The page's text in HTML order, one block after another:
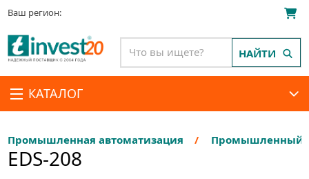
Ваш регион:
КАТАЛОГ
НАЙТИ
Промышленная автоматизация Промышленный
EDS-208